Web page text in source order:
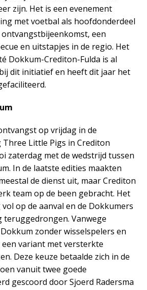
zijn. Het is een evenement
met voetbal als hoofdonderdeel
een
en uitstapjes in de regio. Het
Dokkum-Crediton-Fulda is al
dit initiatief en heeft dit jaar het
op vrijdag in de
Little Pigs in Crediton
zaterdag met de wedstrijd tussen
In de laatste edities maakten
de dienst uit, maar Crediton
team op de been gebracht. Het
op de aanval en de Dokkumers
teruggedrongen. Vanwege
zonder wisselspelers en
variant met versterkte
Deze keuze betaalde zich in de
vanuit twee goede
gescoord door Sjoerd Radersma